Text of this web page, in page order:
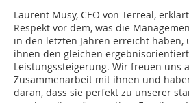
Laurent Musy, CEO von Terreal,
Respekt vor dem, was die
in den letzten Jahren erreicht
ihnen den gleichen
Leistungssteigerung. Wir freuen uns
Zusammenarbeit mit ihnen und
daran, dass sie perfekt zu unserer